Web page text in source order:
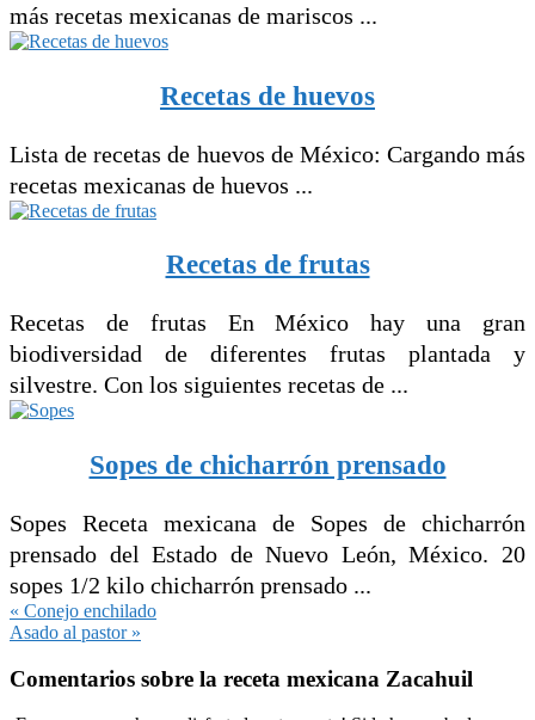
más recetas mexicanas de mariscos ...
Recetas de huevos
Lista de recetas de huevos de México: Cargando más
recetas mexicanas de huevos ...
Recetas de frutas
Recetas de frutas En México hay una gran
biodiversidad de diferentes frutas plantada y
silvestre. Con los siguientes recetas de ...
Sopes de chicharrón prensado
Sopes Receta mexicana de Sopes de chicharrón
prensado del Estado de Nuevo León, México. 20
sopes 1/2 kilo chicharrón prensado ...
Entrada
anterior:
« Conejo enchilado
Siguiente
Asado al pastor »
con
Comentarios sobre la receta mexicana Zacahuil